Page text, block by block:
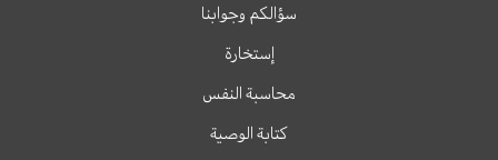
سؤالكم وجوابنا
إستخارة
محاسبة النفس
كتابة الوصية